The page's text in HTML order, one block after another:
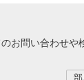
お問い合わせや